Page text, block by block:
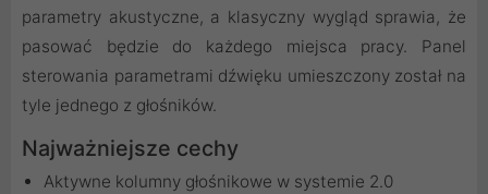
parametry akustyczne, a klasyczny wygląd sprawia, że
pasować będzie do każdego miejsca pracy. Panel
sterowania parametrami dźwięku umieszczony został na
tyle jednego z głośników.
Najważniejsze cechy
Aktywne kolumny głośnikowe w systemie 2.0